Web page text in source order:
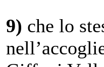
9) che lo